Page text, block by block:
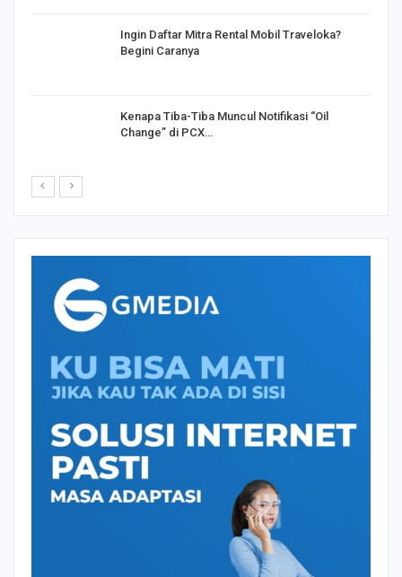
Ingin Daftar Mitra Rental Mobil Traveloka?
Begini Caranya
Kenapa Tiba-Tiba Muncul Notifikasi “Oil
Change” di PCX…